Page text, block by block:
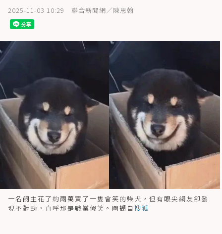
2025-11-03 10:29 聯合新聞網／陳思翰
一名飼主花了約兩萬買了一隻會笑的柴犬，但有眼尖網友卻發
現不對勁，直呼那是職業假笑。圖擷自 搜狐